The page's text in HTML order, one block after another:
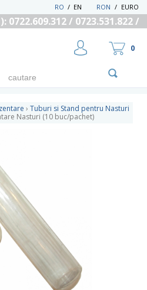
RON / EURO
EN
/
RO
/ 0723.531.822 /
0
› Tuburi si Stand pentru Nasturi
Nasturi (10 buc/pachet)